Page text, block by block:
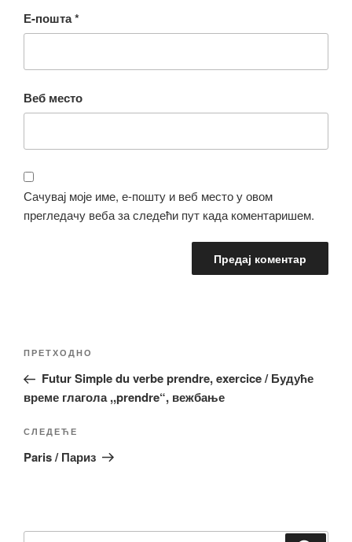
Е-пошта*
Веб место
Сачувај моје име, е-пошту и веб место у овом
прегледачу веба за следећи пут када коментаришем.
Кретање
Претходни
чланак
ПРЕТХОДНО
Futur Simple du verbe prendre, exercice / Будуће
време глагола ,,prendre“, вежбање
Следећи
чланак
СЛЕДЕЋЕ
Paris / Париз